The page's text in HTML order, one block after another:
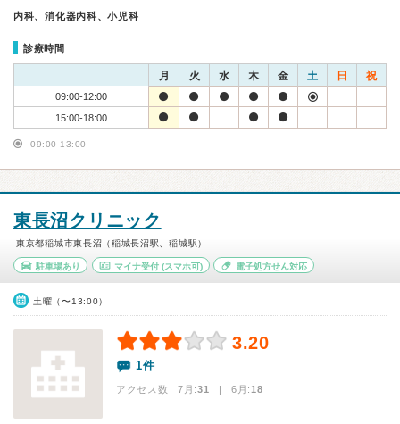
内科、消化器内科、小児科
診療時間
月 火 水 木 金 土 日 祝
09:00-12:00
15:00-18:00
09:00-13:00
東長沼クリニック
東京都稲城市東長沼（稲城長沼駅、稲城駅）
駐車場あり マイナ受付(スマホ可) 電子処方せん対応
土曜（〜13:00）
3.20
1件
アクセス数 7月:31 | 6月:18